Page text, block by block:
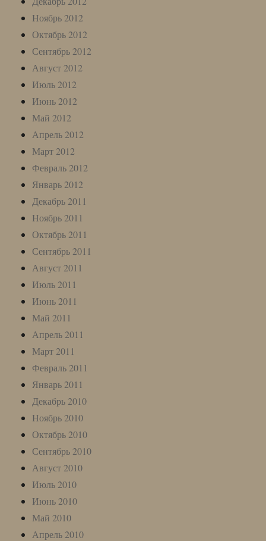
Ноябрь 2012
Октябрь 2012
Сентябрь 2012
Август 2012
Июль 2012
Июнь 2012
Май 2012
Апрель 2012
Март 2012
Февраль 2012
Январь 2012
Декабрь 2011
Ноябрь 2011
Октябрь 2011
Сентябрь 2011
Август 2011
Июль 2011
Июнь 2011
Май 2011
Апрель 2011
Март 2011
Февраль 2011
Январь 2011
Декабрь 2010
Ноябрь 2010
Октябрь 2010
Сентябрь 2010
Август 2010
Июль 2010
Июнь 2010
Май 2010
Апрель 2010